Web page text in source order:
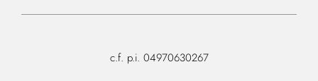
c.f. p.i. 04970630267